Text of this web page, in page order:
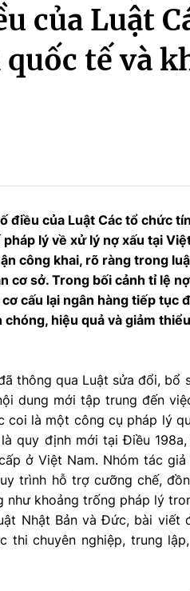
của Luật
tế và
điều của Luật Các tổ chức
lý về xử lý nợ xấu tại
công khai, rõ ràng trong
cơ sở. Trong bối cảnh tỉ lệ
cấu lại ngân hàng tiếp tục
hiệu quả và giảm
thông qua Luật sửa đổi, bổ
dung mới tập trung đến
coi là một công cụ pháp lý
quy định mới tại Điều
ở Việt Nam. Nhóm tác
trình hỗ trợ cưỡng chế,
như khoảng trống pháp lý
Nhật Bản và Đức, bài viết
chuyên nghiệp, trung